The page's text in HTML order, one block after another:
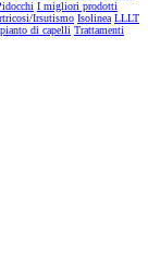
I migliori prodotti
Irsutismo Isolinea LLLT
di capelli Trattamenti